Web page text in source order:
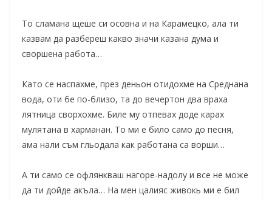
То сламана щеше си осовна и на Карамецко, ала ти
казвам да разбереш какво значи казана дума и
своршена работа…
Като се наспахме, през деньон отидохме на Среднана
вода, оти бе по-близо, та до вечертон два враха
лятница сворхохме. Биле му отпевах доде карах
мулятана в харманан. То ми е било само до песня,
ама нали съм гльодала как работана са ворши…
А ти само се офлянкваш нагоре-надолу и все не може
да ти дойде акъла… На мен цалияс живокь ми е бил